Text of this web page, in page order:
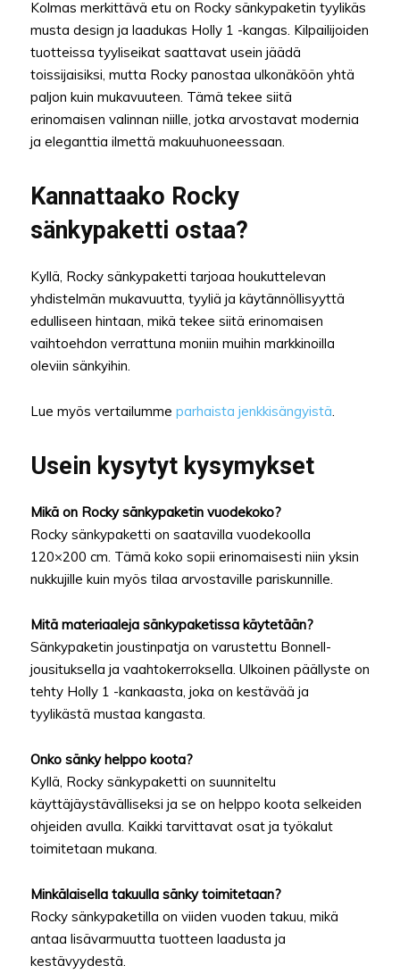
Kolmas merkittävä etu on Rocky sänkypaketin tyylikäs
musta design ja laadukas Holly 1 -kangas. Kilpailijoiden
tuotteissa tyyliseikat saattavat usein jäädä
toissijaisiksi, mutta Rocky panostaa ulkonäköön yhtä
paljon kuin mukavuuteen. Tämä tekee siitä
erinomaisen valinnan niille, jotka arvostavat modernia
ja eleganttia ilmettä makuuhuoneessaan.
Kannattaako Rocky
sänkypaketti ostaa?
Kyllä, Rocky sänkypaketti tarjoaa houkuttelevan
yhdistelmän mukavuutta, tyyliä ja käytännöllisyyttä
edulliseen hintaan, mikä tekee siitä erinomaisen
vaihtoehdon verrattuna moniin muihin markkinoilla
oleviin sänkyihin.
Lue myös vertailumme parhaista jenkkisängyistä
Usein kysytyt kysymykset
Mikä on Rocky sänkypaketin vuodekoko?
Rocky sänkypaketti on saatavilla vuodekoolla
120×200 cm. Tämä koko sopii erinomaisesti niin yksin
nukkujille kuin myös tilaa arvostaville pariskunnille.
Mitä materiaaleja sänkypaketissa käytetään?
Sänkypaketin joustinpatja on varustettu Bonnell-
jousituksella ja vaahtokerroksella. Ulkoinen päällyste on
tehty Holly 1 -kankaasta, joka on kestävää ja
tyylikästä mustaa kangasta.
Onko sänky helppo koota?
Kyllä, Rocky sänkypaketti on suunniteltu
käyttäjäystävälliseksi ja se on helppo koota selkeiden
ohjeiden avulla. Kaikki tarvittavat osat ja työkalut
toimitetaan mukana.
Minkälaisella takuulla sänky toimitetaan?
Rocky sänkypaketilla on viiden vuoden takuu, mikä
antaa lisävarmuutta tuotteen laadusta ja
kestävyydestä.